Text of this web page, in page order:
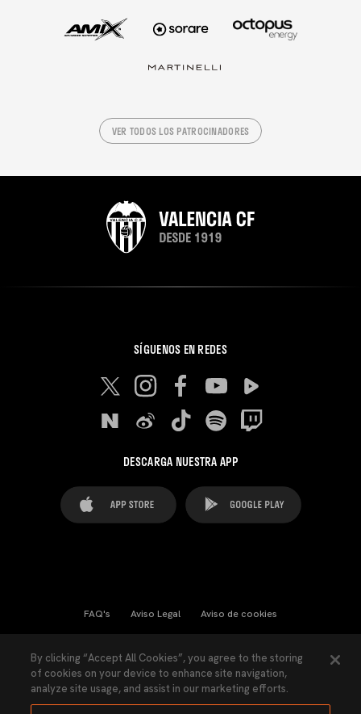
VER TODOS LOS PATROCINADORES
SÍGUENOS EN REDES
DESCARGA NUESTRA APP
FAQ's Aviso Legal Aviso de cookies
Ley Transparencia Política de Privacidad
Accesibilidad
By clicking “Accept All Cookies”, you agree to the storing
of cookies on your device to enhance site navigation,
analyze site usage, and assist in our marketing efforts.